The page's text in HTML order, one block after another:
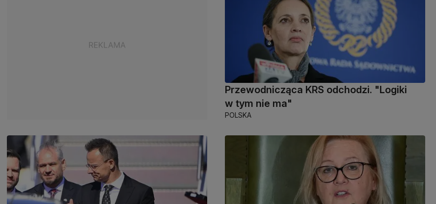
Przewodnicząca KRS odchodzi. "Logiki
w tym nie ma"
POLSKA